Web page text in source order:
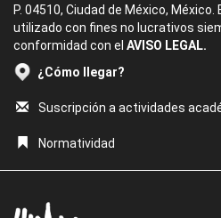
P. 04510, Ciudad de México,
utilizado con fines no lucrativos
conformidad con el AVISO LEGAL.
¿Cómo llegar?
Suscripción a actividades
Normatividad